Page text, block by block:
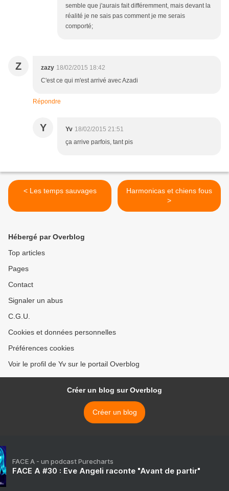
semble que j'aurais fait différemment, mais devant la
réalité je ne sais pas comment je me serais
comporté;
Z zazy 18/02/2015 18:42
C'est ce qui m'est arrivé avec Azadi
Répondre
Y Yv 18/02/2015 21:51
ça arrive parfois, tant pis
< Les temps sauvages
Harmonicas et chiens fous
>
Hébergé par Overblog
Top articles
Pages
Contact
Signaler un abus
C.G.U.
Cookies et données personnelles
Préférences cookies
Voir le profil de Yv sur le portail Overblog
Créer un blog sur Overblog
Créer un blog
FACE A - un podcast Purecharts
FACE A #30 : Eve Angeli raconte "Avant de partir"